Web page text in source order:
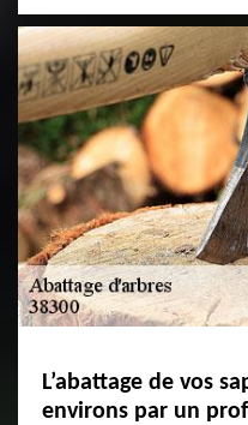
L’abattage de vos
environs par un